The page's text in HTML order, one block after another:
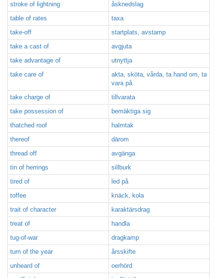
stroke of lightning
åsknedslag
table of rates
taxa
take-off
startplats, avstamp
take a cast of
avgjuta
take advantage of
utnyttja
take care of
akta, sköta, vårda, ta hand om, ta
vara på
take charge of
tillvarata
take possession of
bemäktiga sig
thatched roof
halmtak
thereof
därom
thread off
avgänga
tin of herrings
sillburk
tired of
led på
toffee
knäck, kola
trait of character
karaktärsdrag
treat of
handla
tug-of-war
dragkamp
turn of the year
årsskifte
unheard of
oerhörd